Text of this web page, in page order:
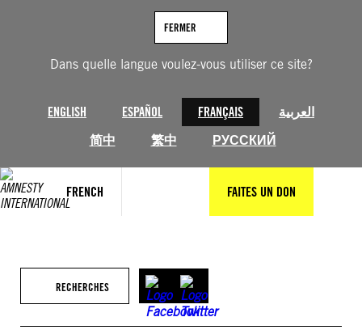
Dans quelle langue voulez-vous utiliser ce site?
ENGLISH ESPAÑOL FRANÇAIS
العربية
简中
繁中 РУССКИЙ
FERMER
FRENCH FAITES UN DON
RECHERCHES